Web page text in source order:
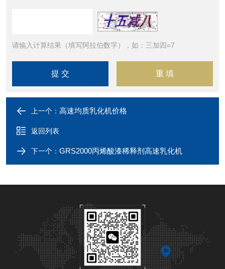
请输入计算结果（填写阿拉伯数字），如：三加四=7
上一个： 高速均质乳化机价格
返回列表
下一个： GRS2000丙烯酸漆稀释剂高速乳化机